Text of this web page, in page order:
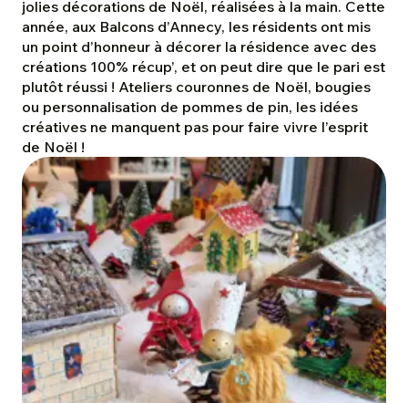
jolies décorations de Noël, réalisées à la main. Cette
année, aux Balcons d’Annecy, les résidents ont mis
un point d’honneur à décorer la résidence avec des
créations 100% récup’, et on peut dire que le pari est
plutôt réussi ! Ateliers couronnes de Noël, bougies
ou personnalisation de pommes de pin, les idées
créatives ne manquent pas pour faire vivre l’esprit
de Noël !